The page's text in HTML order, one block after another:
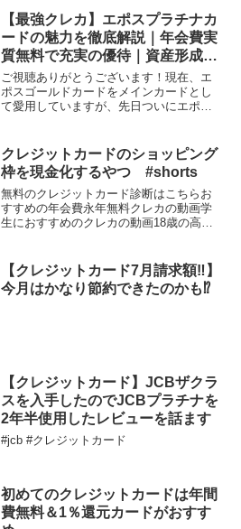
【最強クレカ】エポスプラチナカ
ードの魅力を徹底解説｜年会費実
質無料で充実の優待｜資産形成の
強い味方
ご視聴ありがとうございます！現在、エ
ポスゴールドカードをメインカードとし
て愛用していますが、先日ついにエポス
ナカードデビューをします！そこで今回
はエポスプラチナカー...
クレジットカードのショッピング
枠を現金化するやつ #shorts
無料のクレジットカード診断はこちらお
すすめの年会費永年無料クレカの動画学
生におすすめのクレカの動画18歳の高校
【クレジットカード7月請求額‼️】
今月はかなり節約できたのかも⁉️
【クレジットカード】JCBザクラ
スを入手したのでJCBプラチナを
2年半使用したレビューを話ます
#jcb #クレジットカード
初めてのクレジットカードは年間
費無料＆1％還元カードがおすす